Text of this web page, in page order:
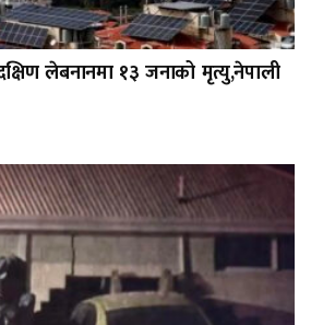
लेबनानमा १३ जनाको मृत्यु,नेपाली